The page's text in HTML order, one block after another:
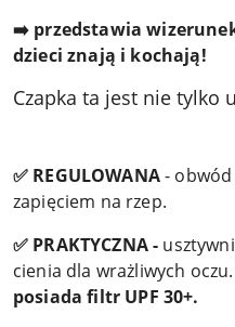
➡️ przedstawia
dzieci znają i kochają!
Czapka ta jest nie tylko
✅ REGULOWANA-
zapięciem na rzep.
✅ PRAKTYCZNA -
cienia dla wrażliwych
posiada filtr UPF 30+.